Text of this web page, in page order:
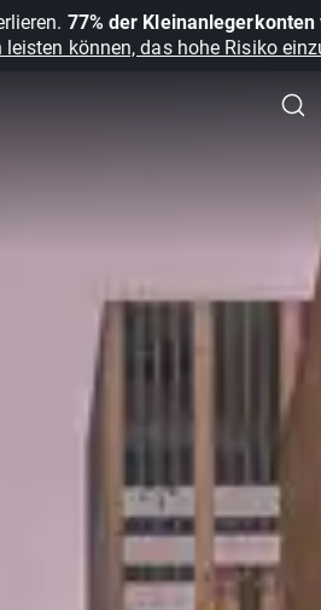
77% der
können, das hohe Risiko